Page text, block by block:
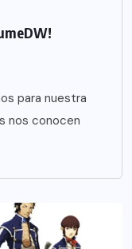
para nuestra
nos conocen